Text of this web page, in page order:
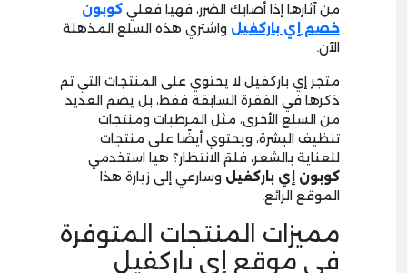
من آثارها إذا أصابك الضرر، فهيا فعلي كوبون
خصم إي باركفيل واشتري هذه السلع المذهلة
الآن.
متجر إي باركفيل لا يحتوي على المنتجات التي تم
ذكرها في الفقرة السابقة فقط، بل يضم العديد
من السلع الأخرى، مثل المرطبات ومنتجات
تنظيف البشرة، ويحتوي أيضًا على منتجات
للعناية بالشعر، فلمَ الانتظار؟ هيا استخدمي
كوبون إي باركفيل وسارعي إلى زيارة هذا
الموقع الرائع.
مميزات المنتجات المتوفرة
في موقع إي باركفيل